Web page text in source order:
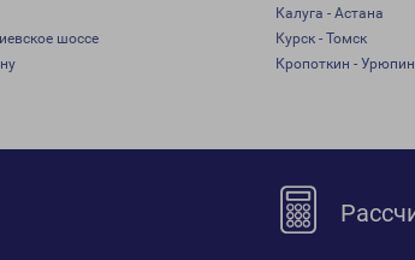
Калуга - Астана
шоссе
Курск - Томск
Кропоткин -